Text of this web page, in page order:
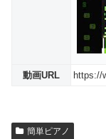
動画URL https://
簡単ピアノ